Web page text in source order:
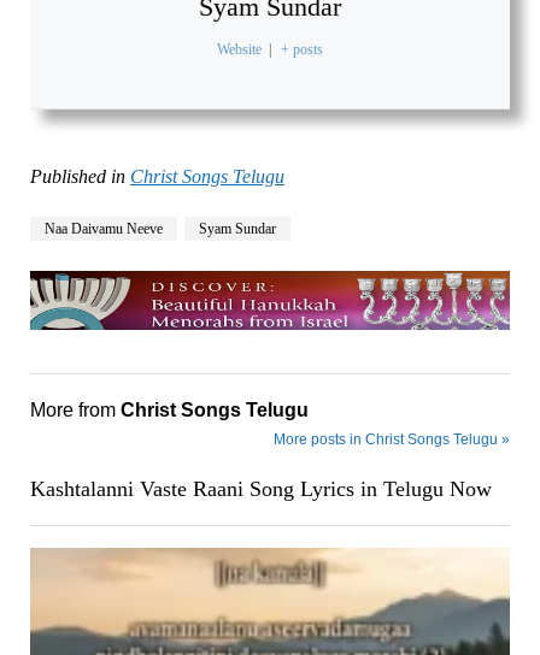
Syam Sundar
Website + posts
Published in Christ Songs Telugu
Naa Daivamu Neeve Syam Sundar
More from Christ Songs Telugu
More posts in Christ Songs Telugu »
Kashtalanni Vaste Raani Song Lyrics in Telugu Now